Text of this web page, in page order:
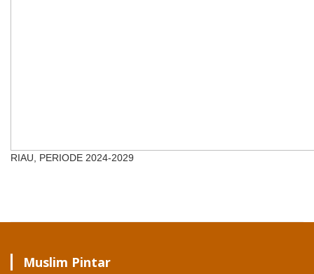
RIAU, PERIODE 2024-2029
Muslim Pintar